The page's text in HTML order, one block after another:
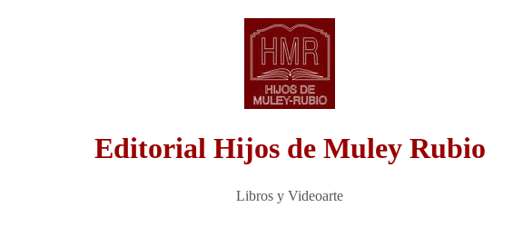
Editorial Hijos de Muley Rubio
Libros y Videoarte